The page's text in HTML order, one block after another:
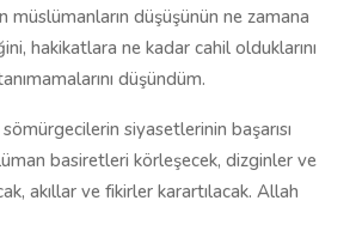
müslümanların düşüşünün ne zamana
hakikatlara ne kadar cahil olduklarını
düşündüm.
siyasetlerinin başarısı
basiretleri körleşecek, dizginler ve
akıllar ve fikirler karartılacak. Allah